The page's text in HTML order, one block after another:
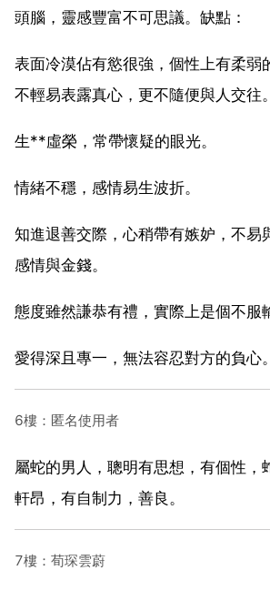
頭腦，靈感豐富不可思議。缺點：
表面冷漠佔有慾很強，個性上有柔弱
不輕易表露真心，更不隨便與人交往。
生**虛榮，常帶懷疑的眼光。
情緒不穩，感情易生波折。
知進退善交際，心稍帶有嫉妒，不易
感情與金錢。
態度雖然謙恭有禮，實際上是個不服
愛得深且專一，無法容忍對方的負心。
6樓：匿名使用者
屬蛇的男人，聰明有思想，有個性，
軒昂，有自制力，善良。
7樓：荀琛雲蔚